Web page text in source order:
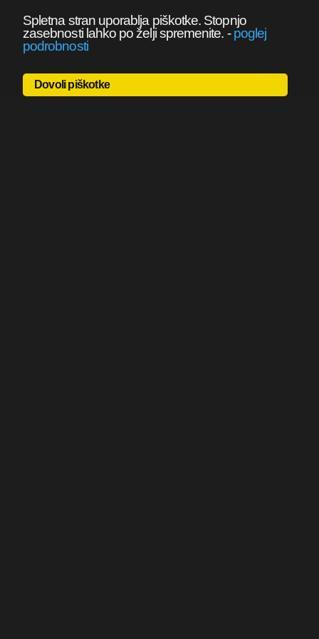
Spletna stran uporablja piškotke. Stopnjo
zasebnosti lahko po želji spremenite. -poglej
podrobnosti
Dovoli piškotke